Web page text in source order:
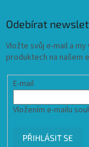
Odebírat
Vložte svůj e-mail a
produktech na našem
E-mail
Vložením e-mailu
PŘIHLÁSIT SE